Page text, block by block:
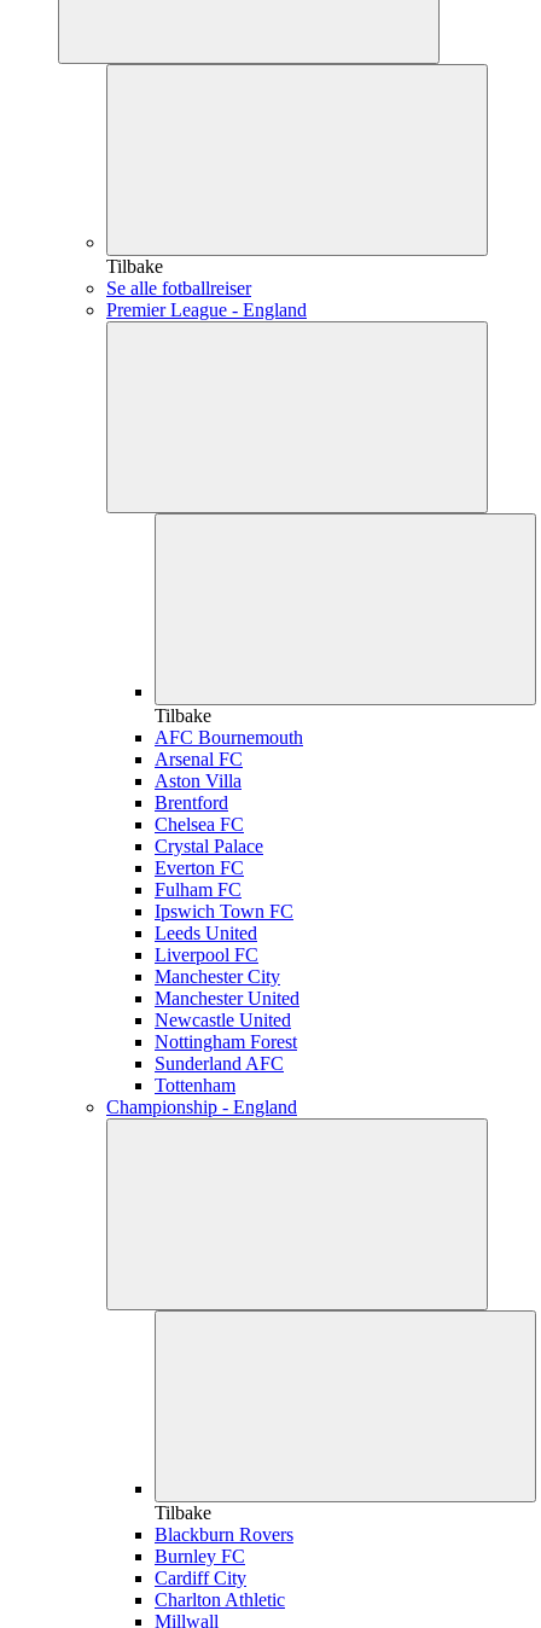
Tilbake
Se alle fotballreiser
Premier League - England
Tilbake
AFC Bournemouth
Arsenal FC
Aston Villa
Brentford
Chelsea FC
Crystal Palace
Everton FC
Fulham FC
Ipswich Town FC
Leeds United
Liverpool FC
Manchester City
Manchester United
Newcastle United
Nottingham Forest
Sunderland AFC
Tottenham
Championship - England
Tilbake
Blackburn Rovers
Burnley FC
Cardiff City
Charlton Athletic
Millwall